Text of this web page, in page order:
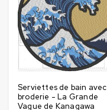
Serviettes de bain avec
broderie - La Grande
Vague de Kanagawa